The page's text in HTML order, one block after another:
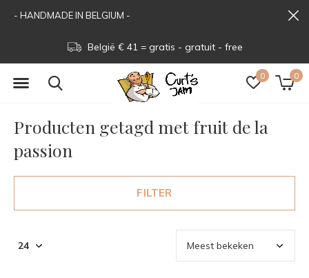
0 0
België € 41 = gratis - gratuit - free
- HANDMADE IN BELGIUM -
Producten getagd met fruit de la
passion
FILTER